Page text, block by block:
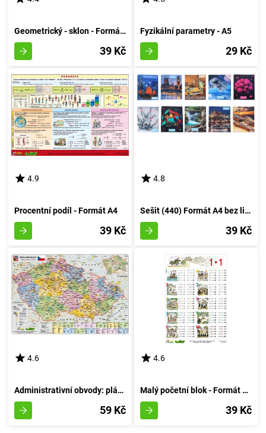
Geometrický - sklon - Formát A4
39 Kč
Fyzikální parametry - A5
29 Kč
4.9
Procentní podíl - Formát A4
39 Kč
4.8
Sešit (440) Formát A4 bez linky, 40 listů, 3D Kombinace
39 Kč
4.6
Administrativní obvody: plánek formátu A3
59 Kč
4.6
Malý početní blok - Formát A4
39 Kč